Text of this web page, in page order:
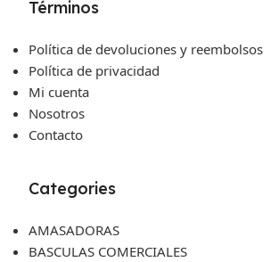
Términos
Política de devoluciones y reembolsos
Política de privacidad
Mi cuenta
Nosotros
Contacto
Categories
AMASADORAS
BASCULAS COMERCIALES